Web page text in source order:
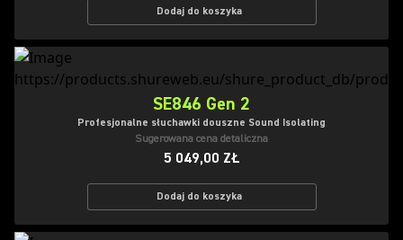
Dodaj do koszyka
SE846 Gen 2
Profesjonalne słuchawki douszne Sound Isolating
Sugerowana cena detaliczna
5 049,00 ZŁ
Dodaj do koszyka